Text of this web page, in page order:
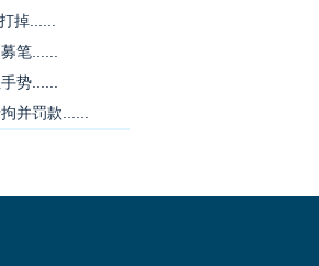
掉......
笔......
势......
并罚款......